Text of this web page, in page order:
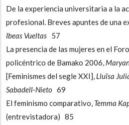
De la experiencia universitaria a la
profesional. Breves apuntes de una
Ibeas Vueltas 57
La presencia de las mujeres en el
policéntrico de Bamako 2006,
[Feminismes del segle XXI], Lluïsa
Sabadell-Nieto 69
El feminismo comparativo, Temma
(entrevistadora) 85